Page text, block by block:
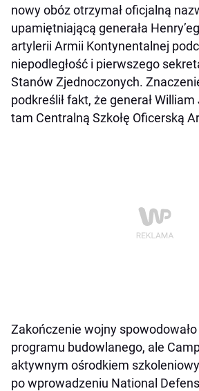
nowy obóz otrzymał oficjalną
upamiętniającą generała
artylerii Armii Kontynentalnej
niepodległość i pierwszego
Stanów Zjednoczonych.
podkreślił fakt, że generał
tam Centralną Szkołę Oficerską
Zakończenie wojny
programu budowlanego, ale
aktywnym ośrodkiem
po wprowadzeniu National